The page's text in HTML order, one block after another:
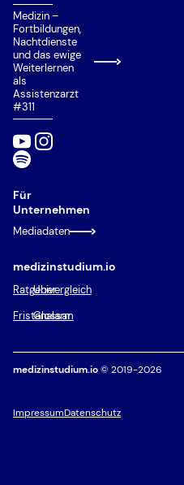
Medizin –
Fortbildungen,
Nachtdienste
und das ewige
Weiterlernen
als
Assistenzarzt
#311
medizinstudium.io
Ratgeber
Univergleich
Fristenalarm
Glossar
Für
Unternehmen
Mediadaten
medizinstudium.io© 2019-2026
ImpressumDatenschutz